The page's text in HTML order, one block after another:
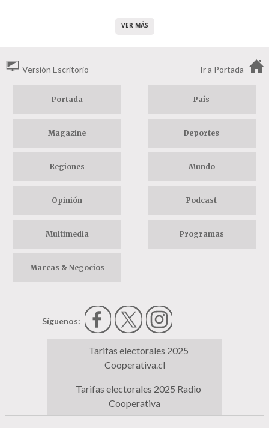
VER MÁS
Versión Escritorio Ir a Portada
Portada País
Magazine Deportes
Regiones Mundo
Opinión Podcast
Multimedia Programas
Marcas & Negocios
Síguenos:
Tarifas electorales 2025
Cooperativa.cl
Tarifas electorales 2025 Radio
Cooperativa